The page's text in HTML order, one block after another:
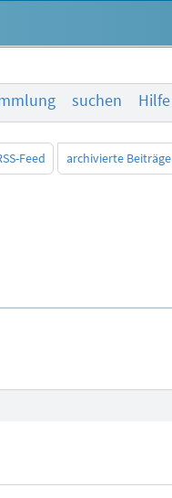
suchen Hilfe
Feed archivierte Beiträge